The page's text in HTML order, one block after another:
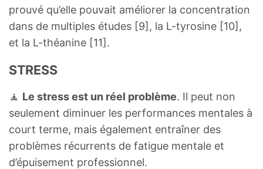
prouvé qu’elle pouvait améliorer la concentration
dans de multiples études [9], la L-tyrosine [10],
et la L-théanine [11].
STRESS
🧘 Le stress est un réel problème. Il peut non
seulement diminuer les performances mentales à
court terme, mais également entraîner des
problèmes récurrents de fatigue mentale et
d’épuisement professionnel.